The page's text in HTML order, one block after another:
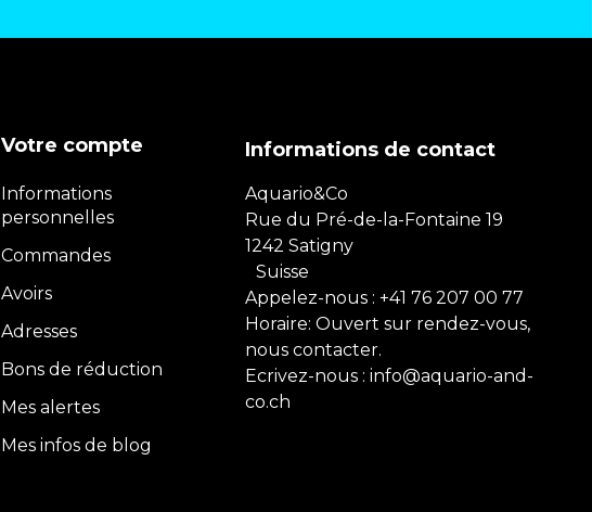
Votre compte
Informations
personnelles
Commandes
Avoirs
Adresses
Bons de réduction
Mes alertes
Mes infos de blog
Informations de contact
Aquario&Co
Rue du Pré-de-la-Fontaine 19
1242 Satigny
Suisse
Appelez-nous : +41 76 207 00 77
Horaire: Ouvert sur rendez-vous,
nous contacter.
Ecrivez-nous : info@aquario-and-
co.ch